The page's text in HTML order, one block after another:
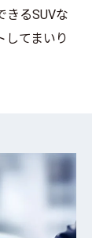
きるSUVな
してまいり